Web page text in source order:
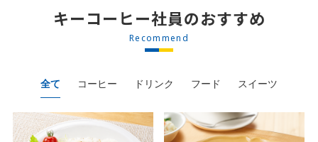
キーコーヒー社員のおすすめ
Recommend
全て コーヒー ドリンク フード スイーツ